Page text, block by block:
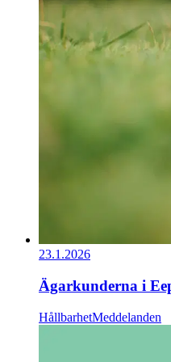
23.1.2026
Ägarkunderna i
HållbarhetMeddelanden